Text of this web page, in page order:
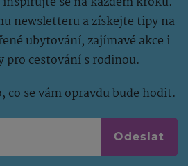
newsletteru a získejte tipy na
ubytování, zajímavé akce i
pro cestování s rodinou.
co se vám opravdu bude hodit.
Odeslat